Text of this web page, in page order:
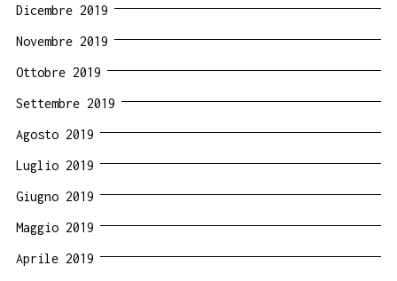
Dicembre 2019
Novembre 2019
Ottobre 2019
Settembre 2019
Agosto 2019
Luglio 2019
Giugno 2019
Maggio 2019
Aprile 2019